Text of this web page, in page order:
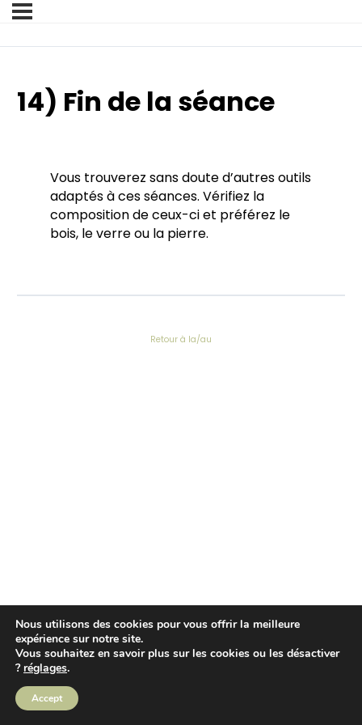
14) Fin de la séance
Vous trouverez sans doute d’autres outils
adaptés à ces séances. Vérifiez la
composition de ceux-ci et préférez le
bois, le verre ou la pierre.
Retour à la/au
Nous utilisons des cookies pour vous offrir la meilleure
expérience sur notre site.
Vous souhaitez en savoir plus sur les cookies ou les désactiver
? réglages.
Accept